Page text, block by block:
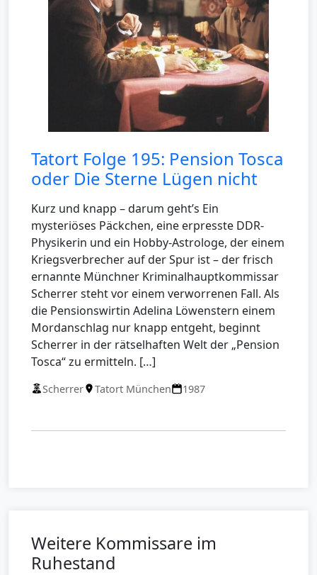
Tatort Folge 195: Pension Tosca
oder Die Sterne Lügen nicht
Kurz und knapp – darum geht’s Ein
mysteriöses Päckchen, eine erpresste DDR-
Physikerin und ein Hobby-Astrologe, der einem
Kriegsverbrecher auf der Spur ist – der frisch
ernannte Münchner Kriminalhauptkommissar
Scherrer steht vor einem verworrenen Fall. Als
die Pensionswirtin Adelina Löwenstern einem
Mordanschlag nur knapp entgeht, beginnt
Scherrer in der rätselhaften Welt der „Pension
Tosca“ zu ermitteln. […]
Scherrer Tatort München 1987
Weitere Kommissare im
Ruhestand